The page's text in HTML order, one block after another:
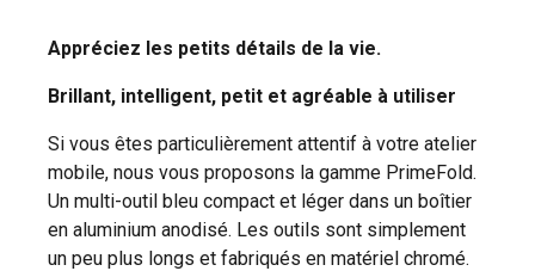
Appréciez les petits détails de la vie.
Brillant, intelligent, petit et agréable à utiliser
Si vous êtes particulièrement attentif à votre atelier
mobile, nous vous proposons la gamme PrimeFold.
Un multi-outil bleu compact et léger dans un boîtier
en aluminium anodisé. Les outils sont simplement
un peu plus longs et fabriqués en matériel chromé.